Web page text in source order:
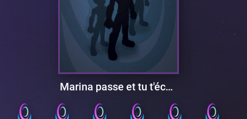
Marina passe et tu t'écartes